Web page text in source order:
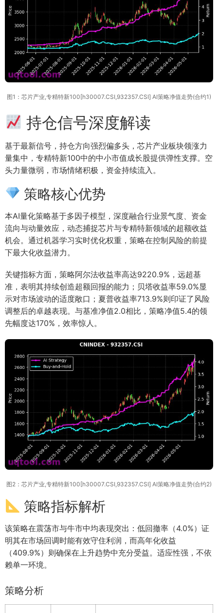
图1：芯片产业,专精特新100[h30007.CSI,932357.CSI] AI策略净值走势(合约1)
持仓信号深度解读
基于最新信号，持仓方向强烈偏多头，芯片产业板块领涨力
量集中，专精特新100中的中小市值成长股提供弹性支撑。空
头力量微弱，市场情绪积极，资金持续流入。
策略核心优势
本AI量化策略基于多因子模型，深度融合行业景气度、资金
流向与动量效应，动态捕捉芯片与专精特新领域的超额收益
机会。通过机器学习实时优化权重，策略在控制风险的前提
下最大化收益潜力。
关键指标方面，策略阿尔法收益率高达9220.9%，远超基
准，表明其持续创造超额回报的能力；贝塔收益率59.0%显
示对市场波动的适度敞口；夏普收益率713.9%则印证了风险
调整后的卓越表现。与基准净值2.0相比，策略净值5.4的领
先幅度达170%，效率惊人。
图2：芯片产业,专精特新100[h30007.CSI,932357.CSI] AI策略净值走势(合约2)
策略指标解析
该策略在震荡市与牛市中均表现突出：低回撤率（4.0%）证
明其在市场回调时能有效守住利润，而高年化收益
（409.9%）则确保在上升趋势中充分受益。适应性强，不依
赖单一环境。
策略分析